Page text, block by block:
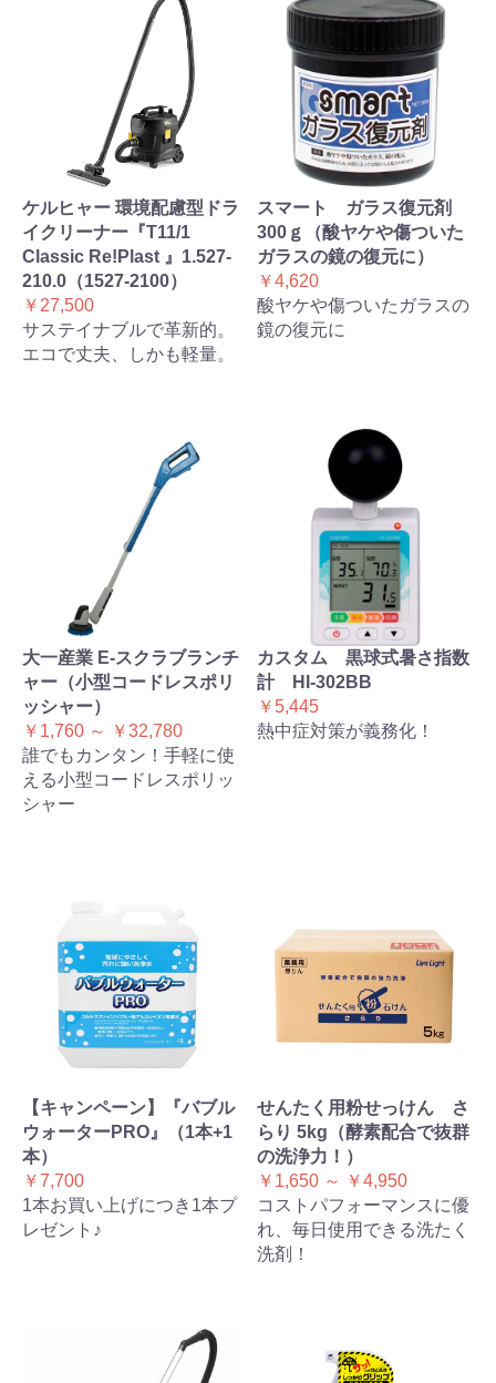
ケルヒャー 環境配慮型ドラ
イクリーナー『T11/1
Classic Re!Plast 』1.527-
210.0（1527-2100）
￥27,500
サステイナブルで革新的。
エコで丈夫、しかも軽量。
スマート ガラス復元剤
300ｇ（酸ヤケや傷ついた
ガラスの鏡の復元に）
￥4,620
酸ヤケや傷ついたガラスの
鏡の復元に
大一産業 E-スクラブランチ
ャー（小型コードレスポリ
ッシャー）
￥1,760 ～ ￥32,780
誰でもカンタン！手軽に使
える小型コードレスポリッ
シャー
カスタム 黒球式暑さ指数
計 HI-302BB
￥5,445
熱中症対策が義務化！
【キャンペーン】『バブル
ウォーターPRO』（1本+1
本）
￥7,700
1本お買い上げにつき1本プ
レゼント♪
せんたく用粉せっけん さ
らり 5kg（酵素配合で抜群
の洗浄力！）
￥1,650 ～ ￥4,950
コストパフォーマンスに優
れ、毎日使用できる洗たく
洗剤！